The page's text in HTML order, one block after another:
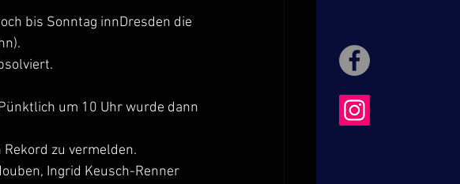
bis Sonntag innDresden die
um 10 Uhr wurde dann
zu vermelden.
Ingrid Keusch-Renner